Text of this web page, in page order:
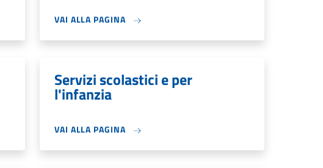
VAI ALLA PAGINA
Servizi scolastici e per
l'infanzia
VAI ALLA PAGINA